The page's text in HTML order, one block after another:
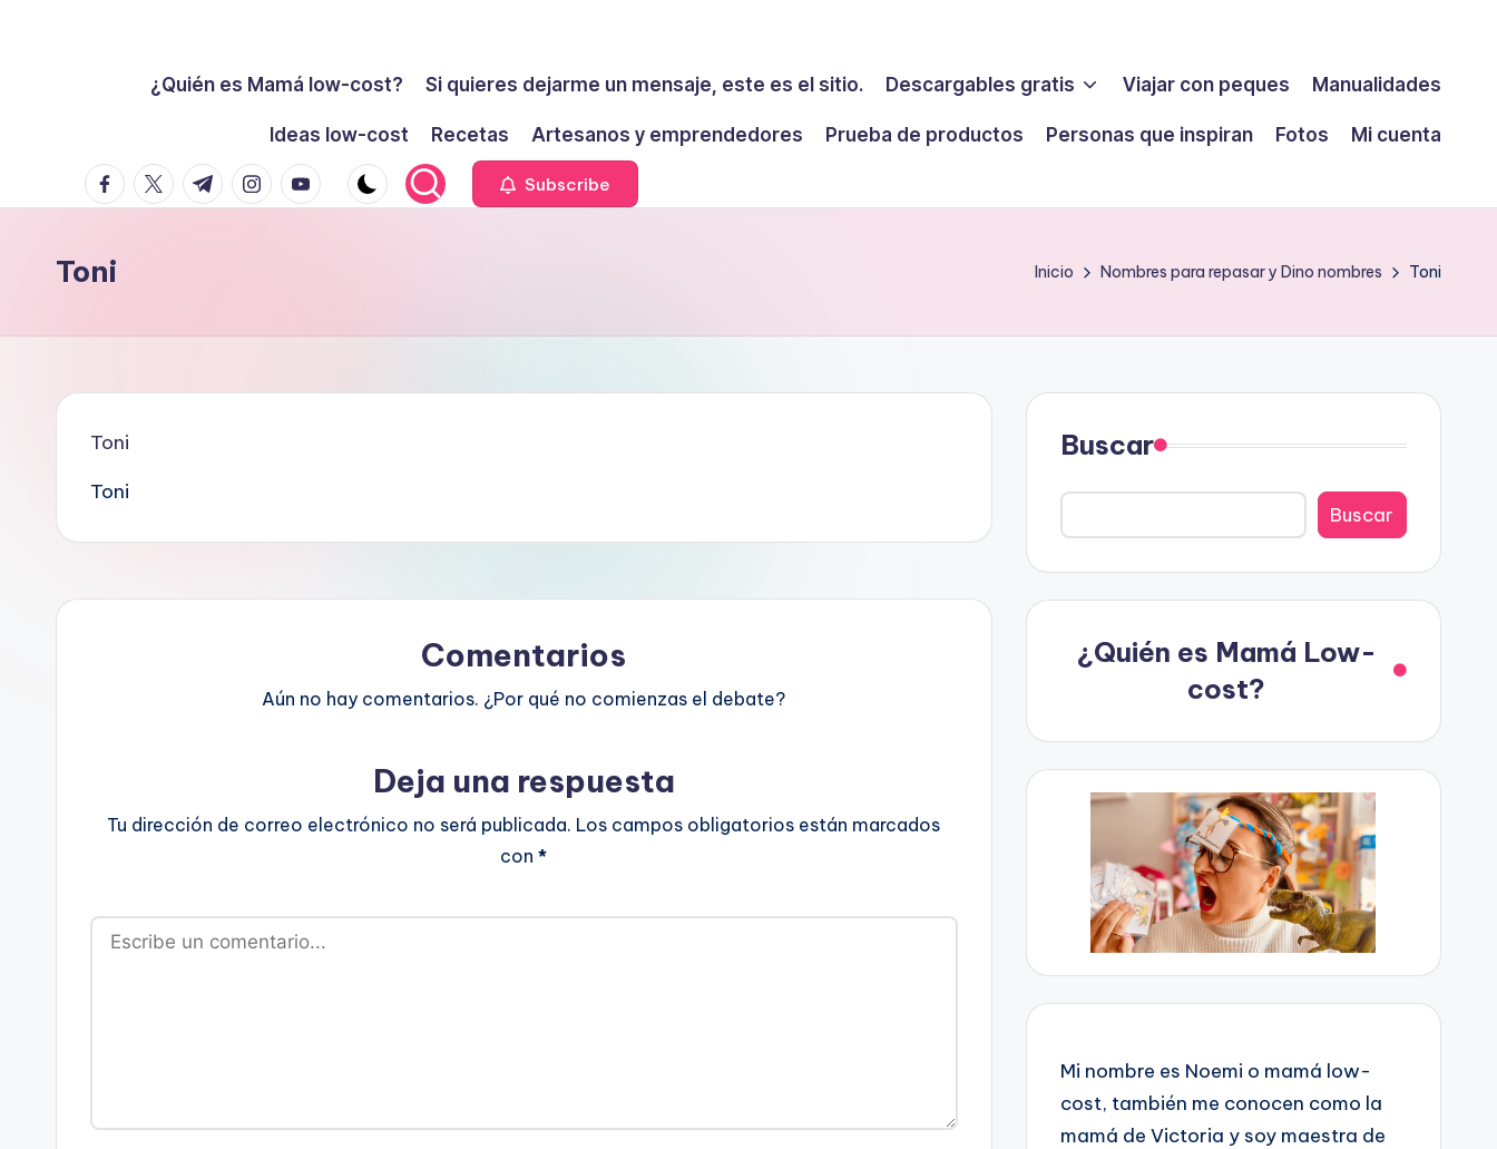
no
en
intento
¿Quién es Mamá low-cost? Si quieres dejarme un mensaje, este es el sitio. Descargables gratis Viajar con peques Manualidades
Ideas low-cost Recetas Artesanos y emprendedores Prueba de productos Personas que inspiran Fotos
Mi cuenta
facebook.com
twitter.com
t.me instagram.com
youtube.com Subscribe
Toni Inicio Nombres para repasar y Dino nombres Toni
Toni
Toni
Comentarios
Aún no hay comentarios. ¿Por qué no comienzas el debate?
Deja una respuesta
Tu dirección de correo electrónico no será publicada. Los campos obligatorios están marcados
con*
Buscar
Buscar
¿Quién es Mamá Low-
cost?
Mi nombre es Noemi o mamá low-
cost, también me conocen como la
mamá de Victoria y soy maestra de